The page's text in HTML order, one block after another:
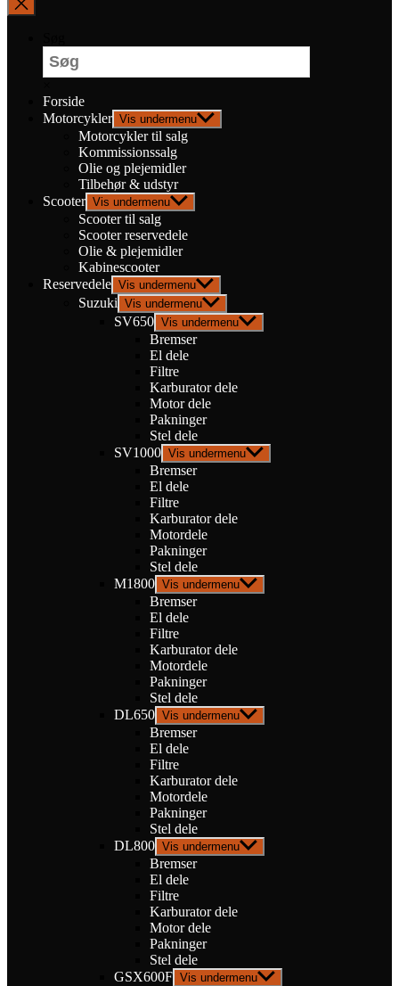
Forside
Motorcykler Vis undermenu
Motorcykler til salg
Kommissionssalg
Olie og plejemidler
Tilbehør & udstyr
Scooter Vis undermenu
Scooter til salg
Scooter reservedele
Olie & plejemidler
Kabinescooter
Reservedele Vis undermenu
Suzuki Vis undermenu
SV650 Vis undermenu
Bremser
El dele
Filtre
Karburator dele
Motor dele
Pakninger
Stel dele
SV1000 Vis undermenu
Bremser
El dele
Filtre
Karburator dele
Motordele
Pakninger
Stel dele
M1800 Vis undermenu
Bremser
El dele
Filtre
Karburator dele
Motordele
Pakninger
Stel dele
DL650 Vis undermenu
Bremser
El dele
Filtre
Karburator dele
Motordele
Pakninger
Stel dele
DL800 Vis undermenu
Bremser
El dele
Filtre
Karburator dele
Motor dele
Pakninger
Stel dele
GSX600F Vis undermenu